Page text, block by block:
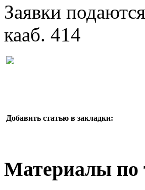
Заявки
кааб. 414
Добавить статью в закладки:
Материалы по